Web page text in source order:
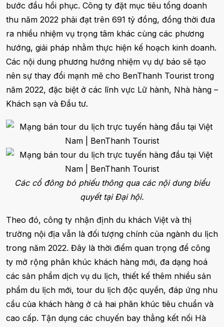
bước đầu hồi phục. Công ty đặt mục tiêu tổng doanh
thu năm 2022 phải đạt trên 691 tỷ đồng, đồng thời đưa
ra nhiều nhiệm vụ trọng tâm khác cùng các phương
hướng, giải pháp nhằm thực hiện kế hoạch kinh doanh.
Các nội dung phương hướng nhiệm vụ dự báo sẽ tạo
nên sự thay đổi mạnh mẽ cho BenThanh Tourist trong
năm 2022, đặc biệt ở các lĩnh vực Lữ hành, Nhà hàng –
Khách sạn và Đầu tư.
Các cổ đông bỏ phiếu thông qua các nội dung biểu
quyết tại Đại hội.
Theo đó, công ty nhận định du khách Việt và thị
trường nội địa vẫn là đối tượng chính của ngành du lịch
trong năm 2022. Đây là thời điểm quan trọng để công
ty mở rộng phân khúc khách hàng mới, đa dạng hoá
các sản phẩm dịch vụ du lịch, thiết kế thêm nhiều sản
phẩm du lịch mới, tour du lịch độc quyền, đáp ứng nhu
cầu của khách hàng ở cả hai phân khúc tiêu chuẩn và
cao cấp. Tận dụng các chuyến bay thẳng kết nối Hà